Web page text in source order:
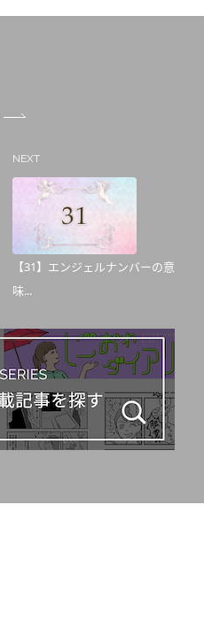
NEXT
【31】エンジェルナンバーの意
味...